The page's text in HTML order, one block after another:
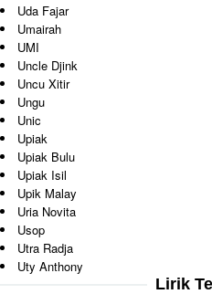
Uda Fajar
Umairah
UMI
Uncle Djink
Uncu Xitir
Ungu
Unic
Upiak
Upiak Bulu
Upiak Isil
Upik Malay
Uria Novita
Usop
Utra Radja
Uty Anthony
Lirik